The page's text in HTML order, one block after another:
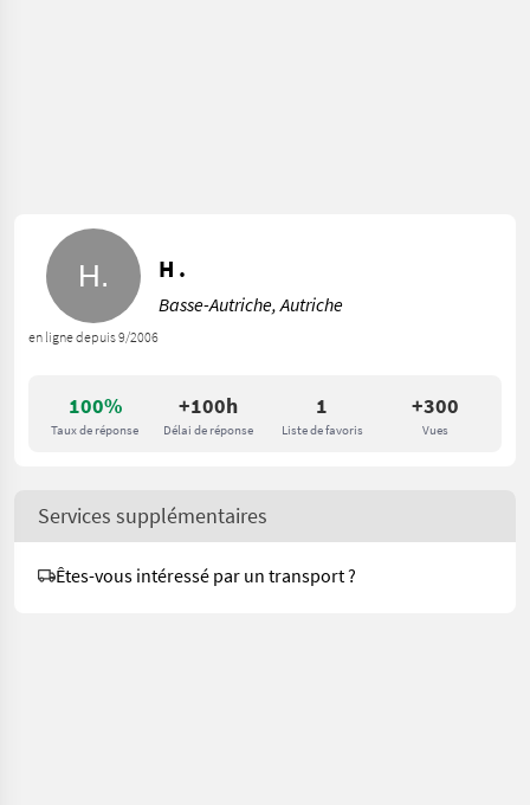
100%
Taux de réponse
+100h
Délai de réponse
1
Liste de favoris
+300
Vues
en ligne depuis 9/2006
H .
Basse-Autriche, Autriche
Services supplémentaires
Êtes-vous intéressé par un transport ?